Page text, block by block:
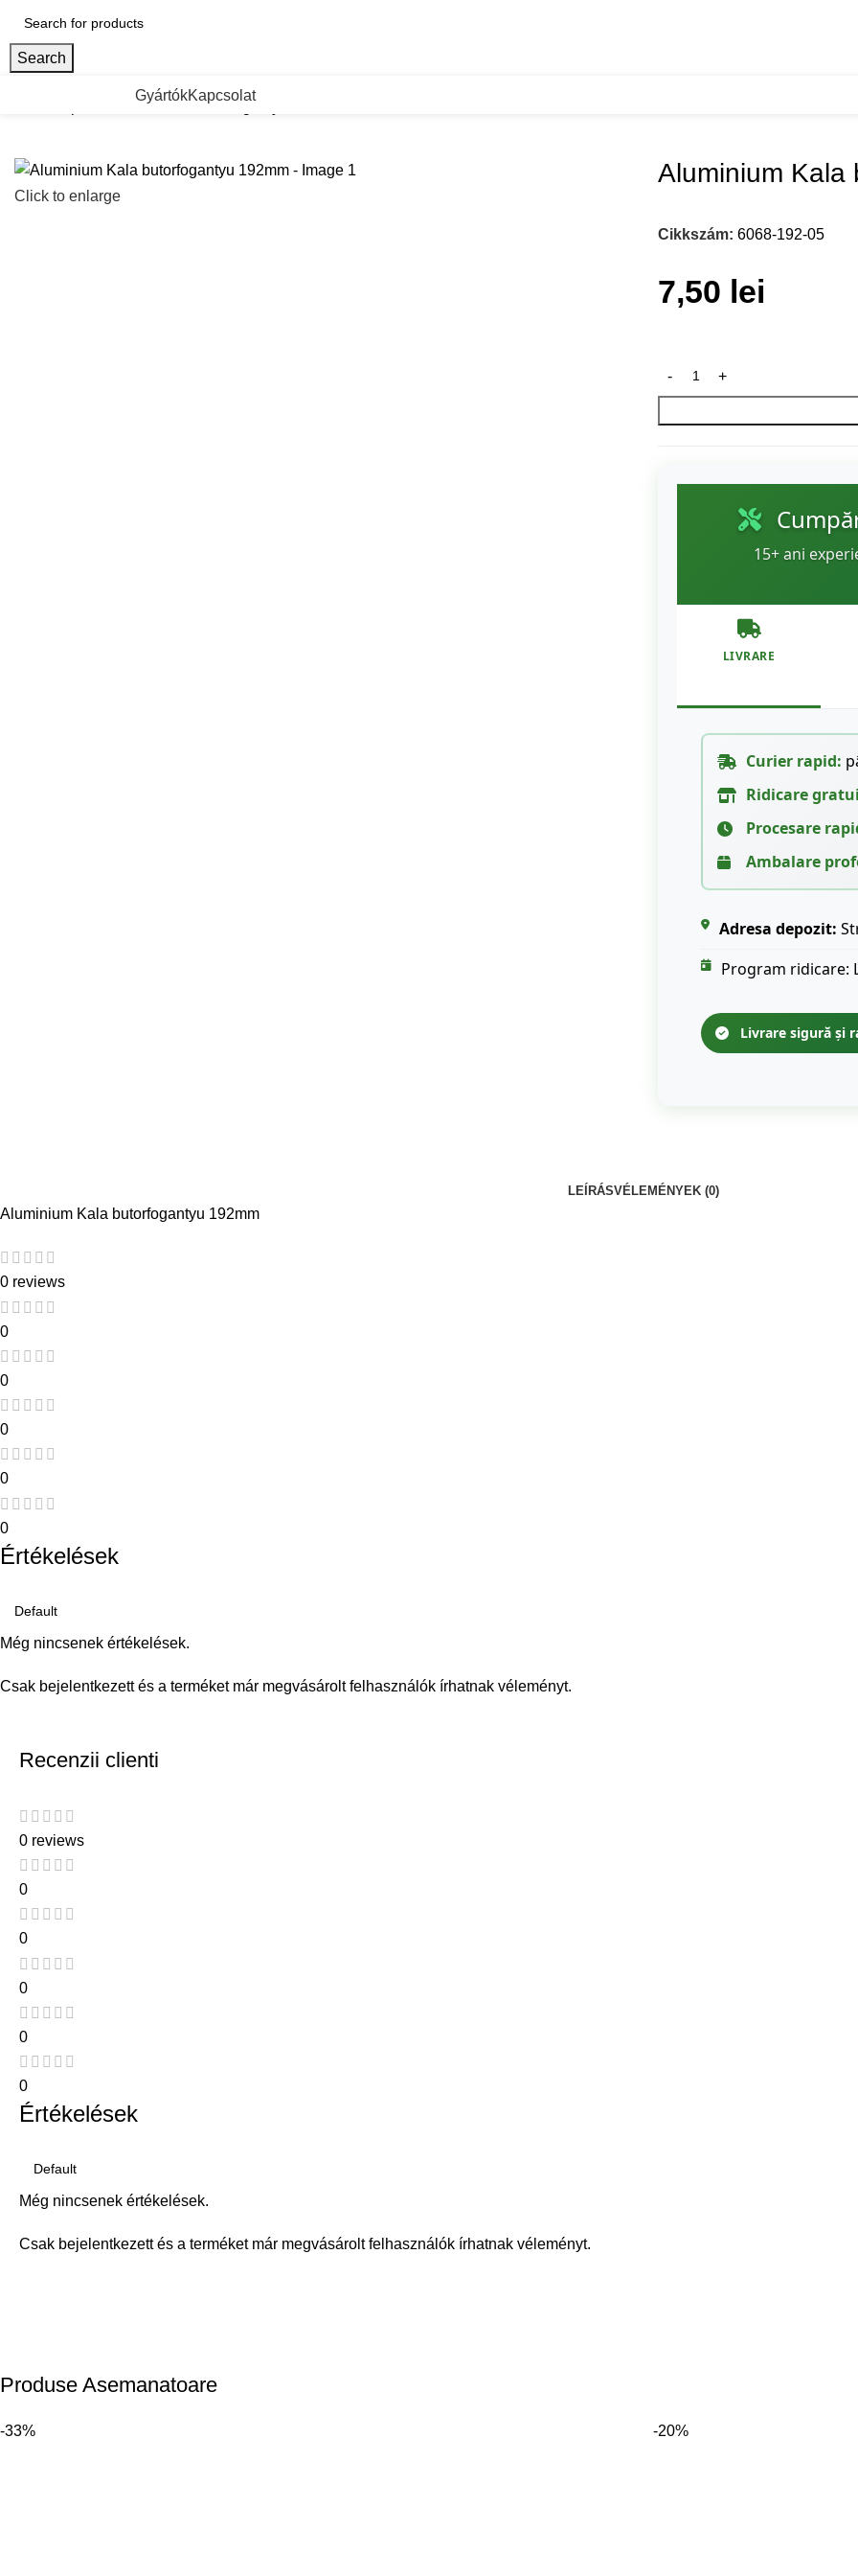
Search
GyártókKapcsolat
Aluminium Kala butorfogantyu 192mm
Click to enlarge
Aluminium Kala
Cikkszám: 6068-192-05
7,50 lei
15+ ani
LIVRARE
Curier rapid:
Ridicare
Procesare
Ambalare
Adresa depozit:
Program ridicare:
Livrare sigură și
LEÍRÁSVÉLEMÉNYEK (0)
Aluminium Kala butorfogantyu 192mm
0 reviews
0
0
0
0
0
Értékelések
Még nincsenek értékelések.
Csak bejelentkezett és a terméket már megvásárolt felhasználók írhatnak véleményt.
Recenzii clienti
0 reviews
0
0
0
0
0
Értékelések
Még nincsenek értékelések.
Csak bejelentkezett és a terméket már megvásárolt felhasználók írhatnak véleményt.
Produse Asemanatoare
-33% -20%